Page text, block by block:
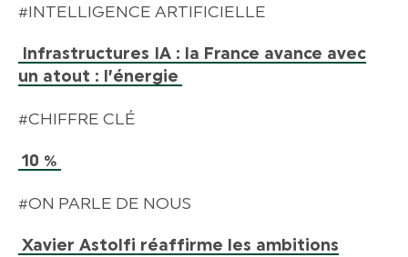
#INTELLIGENCE ARTIFICIELLE
Infrastructures IA : la France avance avec
un atout : l’énergie
#CHIFFRE CLÉ
10 %
#ON PARLE DE NOUS
Xavier Astolfi réaffirme les ambitions